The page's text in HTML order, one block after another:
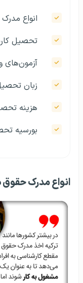
انواع
تحصیل
آزمون‌های
زبان
هزینه‌
بورسیه
انواع مدرک حقوق